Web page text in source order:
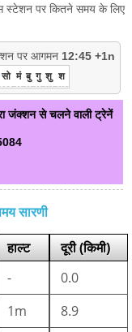
स्टेशन पर कितने समय के लिए
पर आगमन 12:45 +1n
सो मं बु गु शु श
जंक्शन से चलने वाली ट्रेनें
सारणी
हाल्ट
दूरी (किमी)
-
0.0
1m
8.9